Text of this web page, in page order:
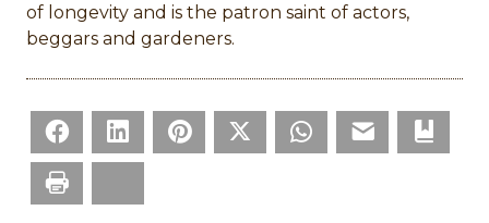
of longevity and is the patron saint of actors,
beggars and gardeners.
Facebook LinkedIn Pinterest Twitter WhatsApp